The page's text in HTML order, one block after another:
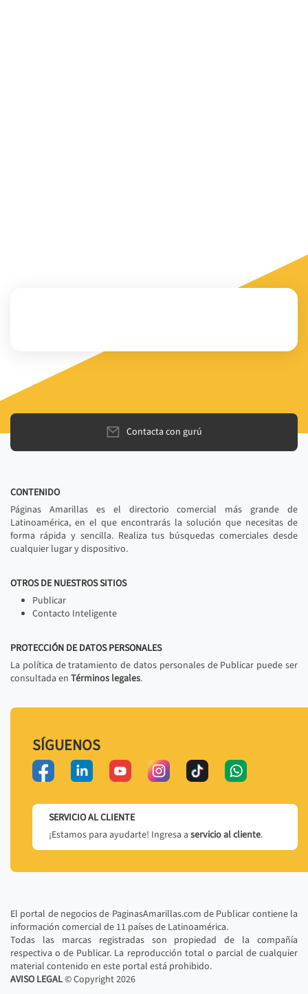
Contacta con gurú
CONTENIDO
Páginas Amarillas es el directorio comercial más grande de
Latinoamérica, en el que encontrarás la solución que necesitas de
forma rápida y sencilla. Realiza tus búsquedas comerciales desde
cualquier lugar y dispositivo.
OTROS DE NUESTROS SITIOS
Publicar
Contacto Inteligente
PROTECCIÓN DE DATOS PERSONALES
La política de tratamiento de datos personales de Publicar puede ser
consultada en Términos legales.
SÍGUENOS
SERVICIO AL CLIENTE
¡Estamos para ayudarte! Ingresa a servicio al cliente.
El portal de negocios de PaginasAmarillas.com de Publicar contiene la
información comercial de 11 países de Latinoamérica.
Todas las marcas registradas son propiedad de la compañía
respectiva o de Publicar. La reproducción total o parcial de cualquier
material contenido en este portal está prohibido.
AVISO LEGAL© Copyright2026